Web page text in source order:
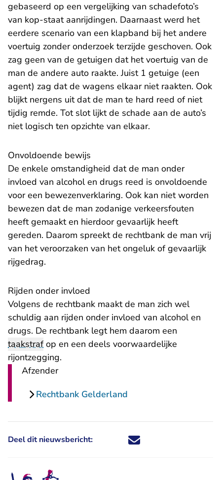
gebaseerd op een vergelijking van schadefoto’s
van kop-staat aanrijdingen. Daarnaast werd het
eerdere scenario van een klapband bij het andere
voertuig zonder onderzoek terzijde geschoven. Ook
zag geen van de getuigen dat het voertuig van de
man de andere auto raakte. Juist 1 getuige (een
agent) zag dat de wagens elkaar niet raakten. Ook
blijkt nergens uit dat de man te hard reed of niet
tijdig remde. Tot slot lijkt de schade aan de auto’s
niet logisch ten opzichte van elkaar.
Onvoldoende bewijs
De enkele omstandigheid dat de man onder
invloed van alcohol en drugs reed is onvoldoende
voor een bewezenverklaring. Ook kan niet worden
bewezen dat de man zodanige verkeersfouten
heeft gemaakt en hierdoor gevaarlijk heeft
gereden. Daarom spreekt de rechtbank de man vrij
van het veroorzaken van het ongeluk of gevaarlijk
rijgedrag.
Rijden onder invloed
Volgens de rechtbank maakt de man zich wel
schuldig aan rijden onder invloed van alcohol en
drugs. De rechtbank legt hem daarom een
taakstrafop en een deels voorwaardelijke
rijontzegging.
Afzender
Rechtbank Gelderland
Deel dit nieuwsbericht: Deel dit nieuwsbericht via X -
Deel dit nieuwsbericht via
Deel dit nieuwsbericht
Deel dit